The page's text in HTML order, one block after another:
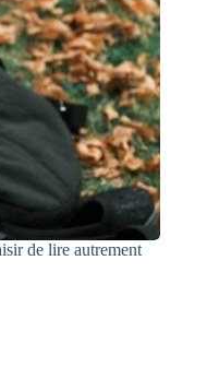
de lire autrement